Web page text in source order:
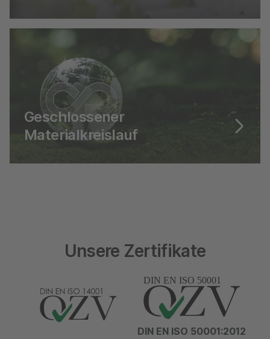
Vielseitig, langlebig, ressourcenschonend
Geschlossener
Materialkreislauf
Nicht verschwenden - wiederverwenden
Unsere Zertifikate
DIN EN ISO 50001:2012